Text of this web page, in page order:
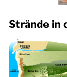
Strände in